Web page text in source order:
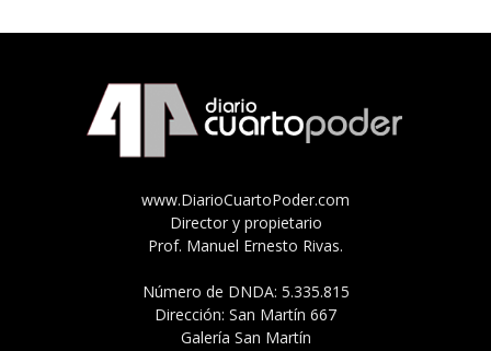
www.DiarioCuartoPoder.com
Director y propietario
Prof. Manuel Ernesto Rivas.
Número de DNDA: 5.335.815
Dirección: San Martín 667
Galería San Martín